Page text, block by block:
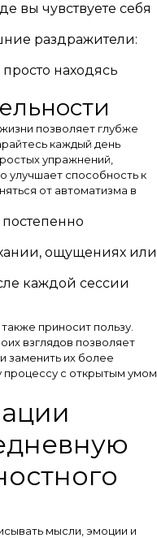
вы чувствуете себя
раздражители:
находясь
позволяет глубже
каждый день
упражнений,
улучшает способность к
от автоматизма в
ощущениях или
каждой сессии
приносит пользу.
взглядов позволяет
заменить их более
процессу с открытым умом
мысли, эмоции и